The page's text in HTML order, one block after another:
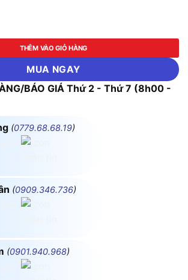
GBM 50-2 số lượng
THÊM VÀO GIỎ HÀNG
MUA NGAY
BÁO GIÁ Thứ 2 - Thứ 7 (8h00 -
(0779.68.68.19)
(0909.346.736)
(0901.940.968)